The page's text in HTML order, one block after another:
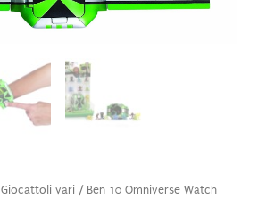
Giocattoli vari/ Ben 10 Omniverse Watch